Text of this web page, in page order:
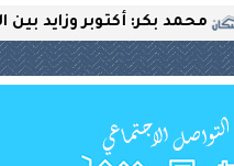
أكتوبر وزايد بين